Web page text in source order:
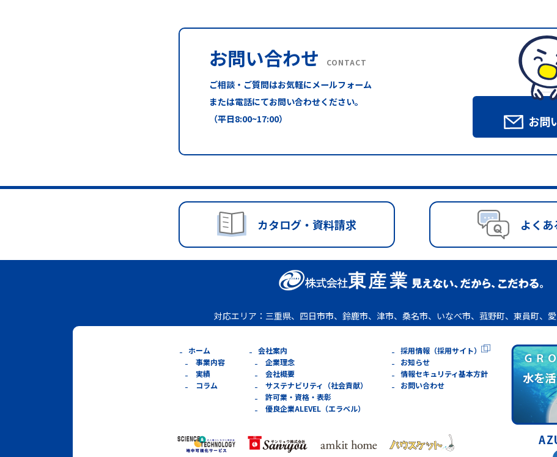
お問い合わせ CONTACT
ご相談・ご質問はお気軽にメールフォーム
または電話にてお問い合わせください。
（平日8:00~17:00）
お問
カタログ・資料請求 よく
対応エリア： 三重県、四日市市、鈴鹿市、津市、桑名市、いなべ市、菰野町、東員町、
ホーム
事業内容
実績
コラム
会社案内
企業理念
会社概要
サステナビリティ（社会貢献）
許可業・資格・表彰
優良企業ALEVEL（エラベル）
採用情報（採用サイト）
お知らせ
情報セキュリティ基本方針
お問い合わせ